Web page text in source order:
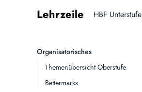
Lehrzeile HBF Unterstufe
Organisatorisches
Themenübersicht Oberstufe
Bettermarks